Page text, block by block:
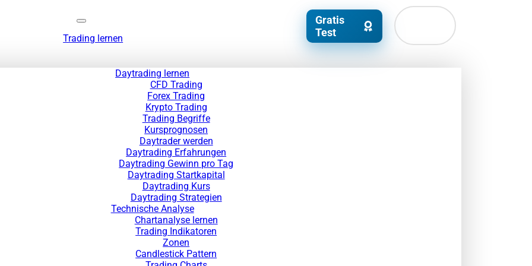
Trading lernen
Daytrading lernen
CFD Trading
Forex Trading
Krypto Trading
Trading Begriffe
Kursprognosen
Daytrader werden
Daytrading Erfahrungen
Daytrading Gewinn pro Tag
Daytrading Startkapital
Daytrading Kurs
Daytrading Strategien
Technische Analyse
Chartanalyse lernen
Trading Indikatoren
Zonen
Candlestick Pattern
Gratis
Test